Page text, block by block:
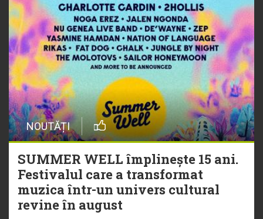
NOUTĂȚI
SUMMER WELL împlinește 15 ani.
Festivalul care a transformat
muzica într-un univers cultural
revine în august